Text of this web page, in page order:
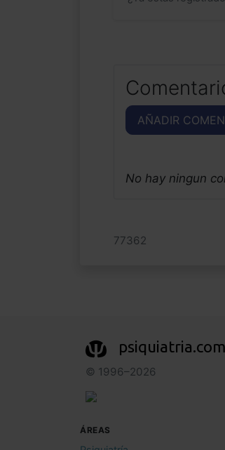
AÑADIR
No hay ningun
77362
psiquiatria.com
© 1996–2026
ÁREAS